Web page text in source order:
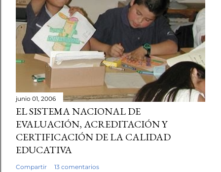
junio 01, 2006
EL SISTEMA NACIONAL DE
EVALUACIÓN, ACREDITACIÓN Y
CERTIFICACIÓN DE LA CALIDAD
EDUCATIVA
Compartir 13 comentarios